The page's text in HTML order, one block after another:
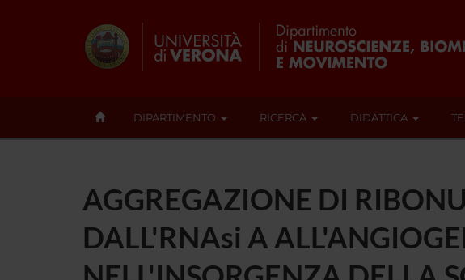
DIPARTIMENTO RICERCA DIDATTICA
AGGREGAZIONE DI
DALL'RNAsi A